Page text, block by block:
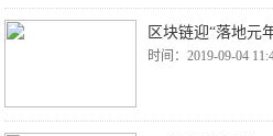
区块链迎“落地
时间：2019-09-04